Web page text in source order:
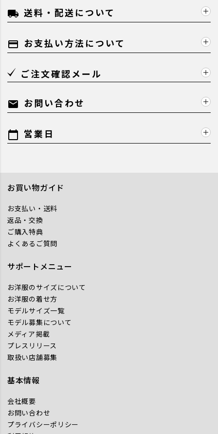
local_shipping 送料・配送について
payment お支払い方法について
ご注文確認メール
mail お問い合わせ
calendar_today 営業日
お買い物ガイド
お支払い・送料
返品・交換
ご購入特典
よくあるご質問
サポートメニュー
お洋服のサイズについて
お洋服の着せ方
モデルサイズ一覧
モデル募集について
メディア掲載
プレスリリース
取扱い店舗募集
基本情報
会社概要
お問い合わせ
プライバシーポリシー